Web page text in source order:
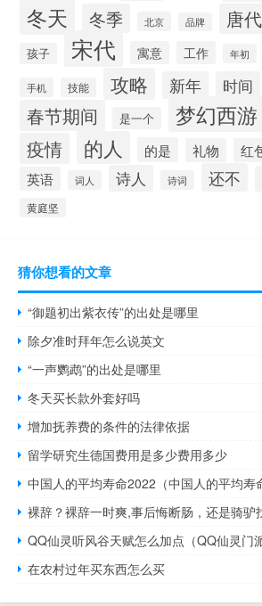
冬天 冬季 北京 品牌 唐代
孩子 宋代 寓意 工作 年初
手机 技能 攻略 新年 时间
春节期间 是一个 梦幻西游
疫情 的人 的是 礼物 红
英语 词人 诗人 诗词 还不
黄庭坚
猜你想看的文章
“御题初出紫衣传”的出处是哪里
除夕准时拜年怎么说英文
“一声鹦鹉”的出处是哪里
冬天买长款外套好吗
增加抚养费的条件的法律依据
留学研究生德国费用是多少费用多少
中国人的平均寿命2022（中国人的平均寿
裸辞？裸辞一时爽,事后悔断肠，还是骑驴
QQ仙灵听风谷天赋怎么加点（QQ仙灵门
在农村过年买东西怎么买